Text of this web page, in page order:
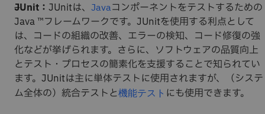
JUnit： JUnitは、 Javaコンポーネントをテストするための
Java ™フレームワークです。JUnitを使用する利点として
は、コードの組織の改善、エラーの検知、コード修復の強
化などが挙げられます。さらに、ソフトウェアの品質向上
とテスト・プロセスの簡素化を支援することで知られてい
ます。JUnitは主に単体テストに使用されますが、（システ
ム全体の）統合テストと機能テスト にも使用できます。